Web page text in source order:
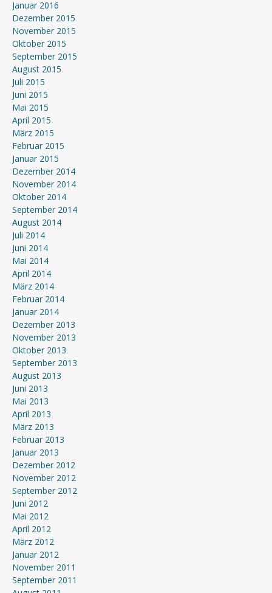
Januar 2016
Dezember 2015
November 2015
Oktober 2015
September 2015
August 2015
Juli 2015
Juni 2015
Mai 2015
April 2015
März 2015
Februar 2015
Januar 2015
Dezember 2014
November 2014
Oktober 2014
September 2014
August 2014
Juli 2014
Juni 2014
Mai 2014
April 2014
März 2014
Februar 2014
Januar 2014
Dezember 2013
November 2013
Oktober 2013
September 2013
August 2013
Juni 2013
Mai 2013
April 2013
März 2013
Februar 2013
Januar 2013
Dezember 2012
November 2012
September 2012
Juni 2012
Mai 2012
April 2012
März 2012
Januar 2012
November 2011
September 2011